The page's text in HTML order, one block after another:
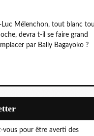
Luc Mélenchon, tout blanc
devra t-il se faire grand
par Bally Bagayoko ?
vous pour être averti des